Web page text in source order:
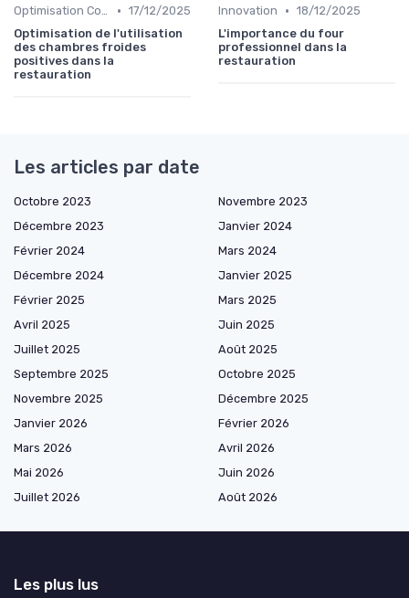
Optimisation Coûts • 17/12/2025
Optimisation de l'utilisation
des chambres froides
positives dans la
restauration
Innovation • 18/12/2025
L'importance du four
professionnel dans la
restauration
Les articles par date
Octobre 2023
Novembre 2023
Décembre 2023
Janvier 2024
Février 2024
Mars 2024
Décembre 2024
Janvier 2025
Février 2025
Mars 2025
Avril 2025
Juin 2025
Juillet 2025
Août 2025
Septembre 2025
Octobre 2025
Novembre 2025
Décembre 2025
Janvier 2026
Février 2026
Mars 2026
Avril 2026
Mai 2026
Juin 2026
Juillet 2026
Août 2026
Les plus lus